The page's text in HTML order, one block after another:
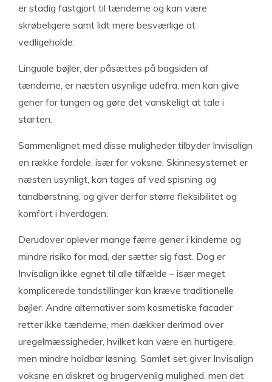
er stadig fastgjort til tænderne og kan være
skrøbeligere samt lidt mere besværlige at
vedligeholde.
Linguale bøjler, der påsættes på bagsiden af
tænderne, er næsten usynlige udefra, men kan give
gener for tungen og gøre det vanskeligt at tale i
starten.
Sammenlignet med disse muligheder tilbyder Invisalign
en række fordele, især for voksne: Skinnesystemet er
næsten usynligt, kan tages af ved spisning og
tandbørstning, og giver derfor større fleksibilitet og
komfort i hverdagen.
Derudover oplever mange færre gener i kinderne og
mindre risiko for mad, der sætter sig fast. Dog er
Invisalign ikke egnet til alle tilfælde – især meget
komplicerede tandstillinger kan kræve traditionelle
bøjler. Andre alternativer som kosmetiske facader
retter ikke tænderne, men dækker derimod over
uregelmæssigheder, hvilket kan være en hurtigere,
men mindre holdbar løsning. Samlet set giver Invisalign
voksne en diskret og brugervenlig mulighed, men det